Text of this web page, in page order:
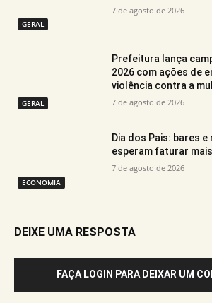
GERAL
7 de agosto de 2026
GERAL
Prefeitura lança
2026 com ações de
violência contra a
7 de agosto de 2026
ECONOMIA
Dia dos Pais: bares
esperam faturar
7 de agosto de 2026
DEIXE UMA RESPOSTA
FAÇA LOGIN PARA DEIXAR UM